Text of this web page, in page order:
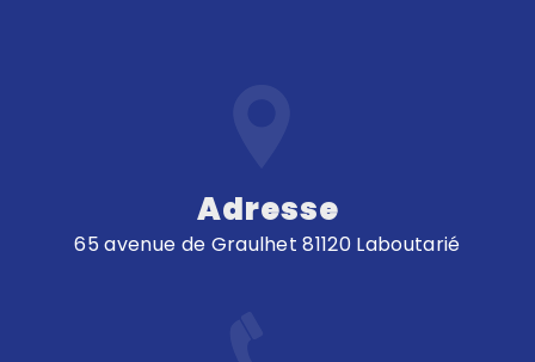
Adresse
65 avenue de Graulhet 81120 Laboutarié